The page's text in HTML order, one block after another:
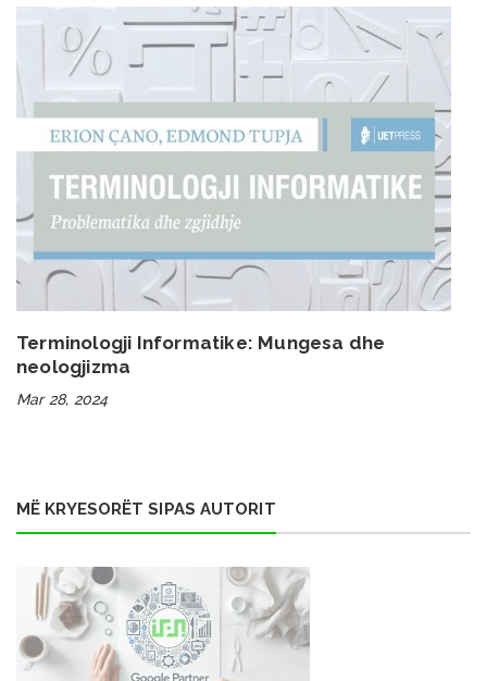
Terminologji Informatike: Mungesa dhe
neologjizma
Mar 28, 2024
MË KRYESORËT SIPAS AUTORIT